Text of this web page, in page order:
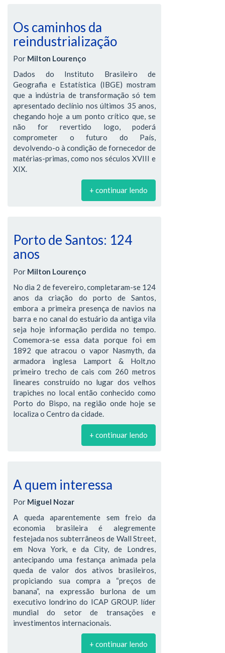
Os caminhos da
reindustrialização
Por Milton Lourenço
Dados do Instituto Brasileiro de
Geografia e Estatística (IBGE) mostram
que a indústria de transformação só tem
apresentado declínio nos últimos 35 anos,
chegando hoje a um ponto crítico que, se
não for revertido logo, poderá
comprometer o futuro do País,
devolvendo-o à condição de fornecedor de
matérias-primas, como nos séculos XVIII e
XIX.
+ continuar lendo
Porto de Santos: 124
anos
Por Milton Lourenço
No dia 2 de fevereiro, completaram-se 124
anos da criação do porto de Santos,
embora a primeira presença de navios na
barra e no canal do estuário da antiga vila
seja hoje informação perdida no tempo.
Comemora-se essa data porque foi em
1892 que atracou o vapor Nasmyth, da
armadora inglesa Lamport & Holt,no
primeiro trecho de cais com 260 metros
lineares construído no lugar dos velhos
trapiches no local então conhecido como
Porto do Bispo, na região onde hoje se
localiza o Centro da cidade.
+ continuar lendo
A quem interessa
Por Miguel Nozar
A queda aparentemente sem freio da
economia brasileira é alegremente
festejada nos subterrâneos de Wall Street,
em Nova York, e da City, de Londres,
antecipando uma festança animada pela
queda de valor dos ativos brasileiros,
propiciando sua compra a “preços de
banana”, na expressão burlona de um
executivo londrino do ICAP GROUP. líder
mundial do setor de transações e
investimentos internacionais.
+ continuar lendo